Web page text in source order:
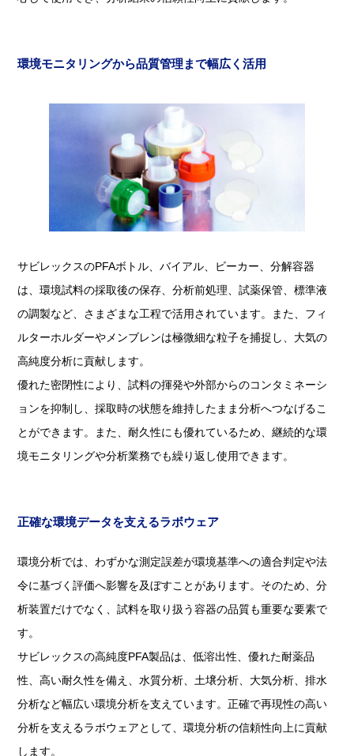
環境モニタリングから品質管理まで幅広く活用
サビレックスのPFAボトル、バイアル、ビーカー、分解容器
は、環境試料の採取後の保存、分析前処理、試薬保管、標準液
の調製など、さまざまな工程で活用されています。また、フィ
ルターホルダーやメンブレンは極微細な粒子を捕捉し、大気の
高純度分析に貢献します。
優れた密閉性により、試料の揮発や外部からのコンタミネーシ
ョンを抑制し、採取時の状態を維持したまま分析へつなげるこ
とができます。また、耐久性にも優れているため、継続的な環
境モニタリングや分析業務でも繰り返し使用できます。
正確な環境データを支えるラボウェア
環境分析では、わずかな測定誤差が環境基準への適合判定や法
令に基づく評価へ影響を及ぼすことがあります。そのため、分
析装置だけでなく、試料を取り扱う容器の品質も重要な要素で
す。
サビレックスの高純度PFA製品は、低溶出性、優れた耐薬品
性、高い耐久性を備え、水質分析、土壌分析、大気分析、排水
分析など幅広い環境分析を支えています。正確で再現性の高い
分析を支えるラボウェアとして、環境分析の信頼性向上に貢献
します。